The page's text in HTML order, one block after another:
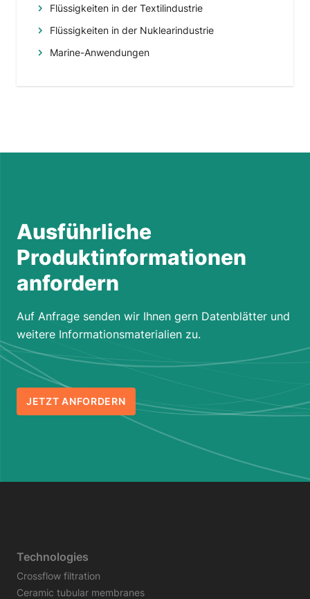
Flüssigkeiten in der Textilindustrie
Flüssigkeiten in der Nuklearindustrie
Marine-Anwendungen
Ausführliche
Produktinformationen
anfordern
Auf Anfrage senden wir Ihnen gern Datenblätter und
weitere Informationsmaterialien zu.
JETZT ANFORDERN
Technologies
Crossflow filtration
Ceramic tubular membranes